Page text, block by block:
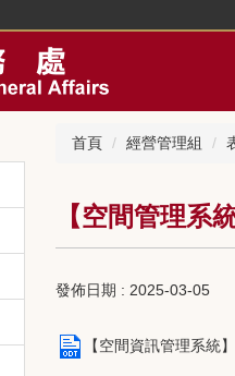
首頁 經營管理組
【空間管理系
發佈日期 : 2025-03-05
【空間資訊管理系統